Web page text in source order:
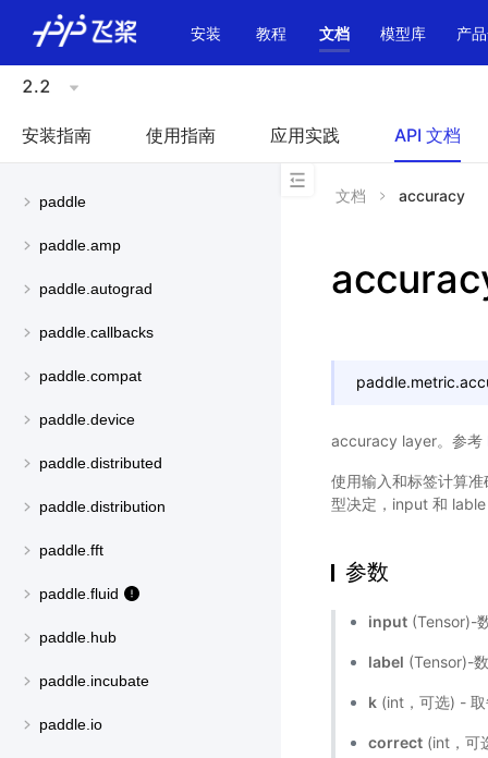
安装 教程 文档 模型库 产
2.2
安装指南 使用指南 应用实践 API 文档
paddle
paddle.amp
paddle.autograd
paddle.callbacks
paddle.compat
paddle.device
paddle.distributed
paddle.distribution
paddle.fft
paddle.fluid
paddle.hub
paddle.incubate
paddle.io
文档 accuracy
paddle.metric.
accuracy layer。参考
使用输入和标签计算
型决定，input 和 lable
参数
input (Tensor)-
label (Tensor)-
k (int，可选) - 取
correct (int，可